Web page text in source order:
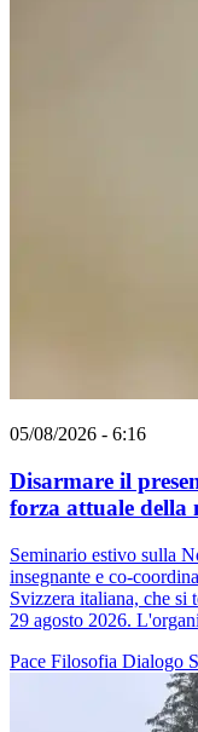
05/08/2026 - 6:16
Disarmare il
forza attuale della
Seminario estivo sulla
insegnante e co-
Svizzera italiana, che si
29 agosto 2026.
Pace Filosofia Dialogo